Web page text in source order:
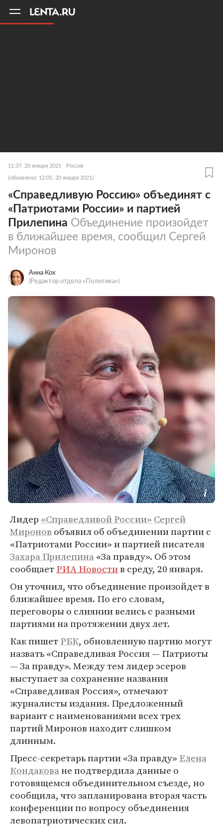
11:37, 20 января 2021 Россия
(обновлено: 12:05, 20 января 2021)
«Справедливую Россию» объединят с
«Патриотами России» и партией
Прилепина Объединение произойдет
в ближайшее время, сообщил Сергей
Миронов
Анна Кох
(Редактор отдела «Политика»)
Лидер «Справедливой России» Сергей
Миронов объявил об объединении партии с
«Патриотами России» и партией писателя
Захара Прилепина«За правду». Об этом
сообщаетРИА Новостив среду, 20 января.
Он уточнил, что объединение произойдет в
ближайшее время. По его словам,
переговоры о слиянии велись с разными
партиями на протяжении двух лет.
Как пишетРБК, обновленную партию могут
назвать «Справедливая Россия — Патриоты
— За правду». Между тем лидер эсеров
выступает за сохранение названия
«Справедливая Россия», отмечают
журналисты издания. Предложенный
вариант с наименованиями всех трех
партий Миронов находит слишком
длинным.
Пресс-секретарь партии «За правду» Елена
Кондаковане подтвердила данные о
готовящемся объединительном съезде, но
сообщила, что запланирована вторая часть
конференции по вопросу объединения
левопатриотических сил.